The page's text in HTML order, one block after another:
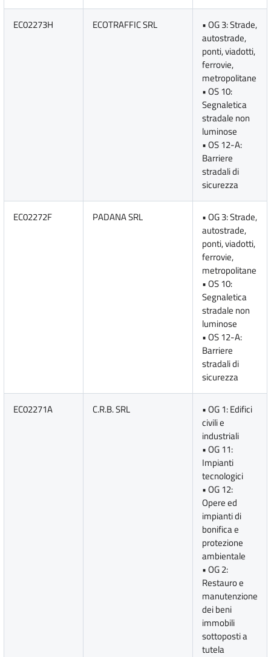
EC02273H ECOTRAFFIC SRL
• OG 3: Strade,
autostrade,
ponti, viadotti,
ferrovie,
metropolitane
• OS 10:
Segnaletica
stradale non
luminose
• OS 12-A:
Barriere
stradali di
sicurezza
EC02272F PADANA SRL
• OG 3: Strade,
autostrade,
ponti, viadotti,
ferrovie,
metropolitane
• OS 10:
Segnaletica
stradale non
luminose
• OS 12-A:
Barriere
stradali di
sicurezza
EC02271A C.R.B. SRL
• OG 1: Edifici
civili e
industriali
• OG 11:
Impianti
tecnologici
• OG 12:
Opere ed
impianti di
bonifica e
protezione
ambientale
• OG 2:
Restauro e
manutenzione
dei beni
immobili
sottoposti a
tutela